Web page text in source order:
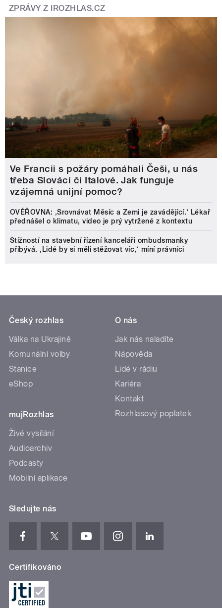
ZPRÁVY Z IROZHLAS.CZ
Ve Francii s požáry pomáhali Češi, u nás
třeba Slováci či Italové. Jak funguje
vzájemná unijní pomoc?
OVĚŘOVNA: ‚Srovnávat Měsíc a Zemi je zavádějící.‘ Lékař
přednášel o klimatu, video je prý vytržené z kontextu
Stížností na stavební řízení kanceláři ombudsmanky
přibývá. ‚Lidé by si měli stěžovat víc,‘ míní právníci
Český rozhlas
Válka na Ukrajině
Komunální volby
Stanice
eShop
mujRozhlas
Živé vysílání
Audioarchiv
Podcasty
Mobilní aplikace
O nás
Jak nás naladíte
Nápověda
Lidé v rádiu
Kariéra
Kontakt
Rozhlasový poplatek
Sledujte nás
Certifikováno